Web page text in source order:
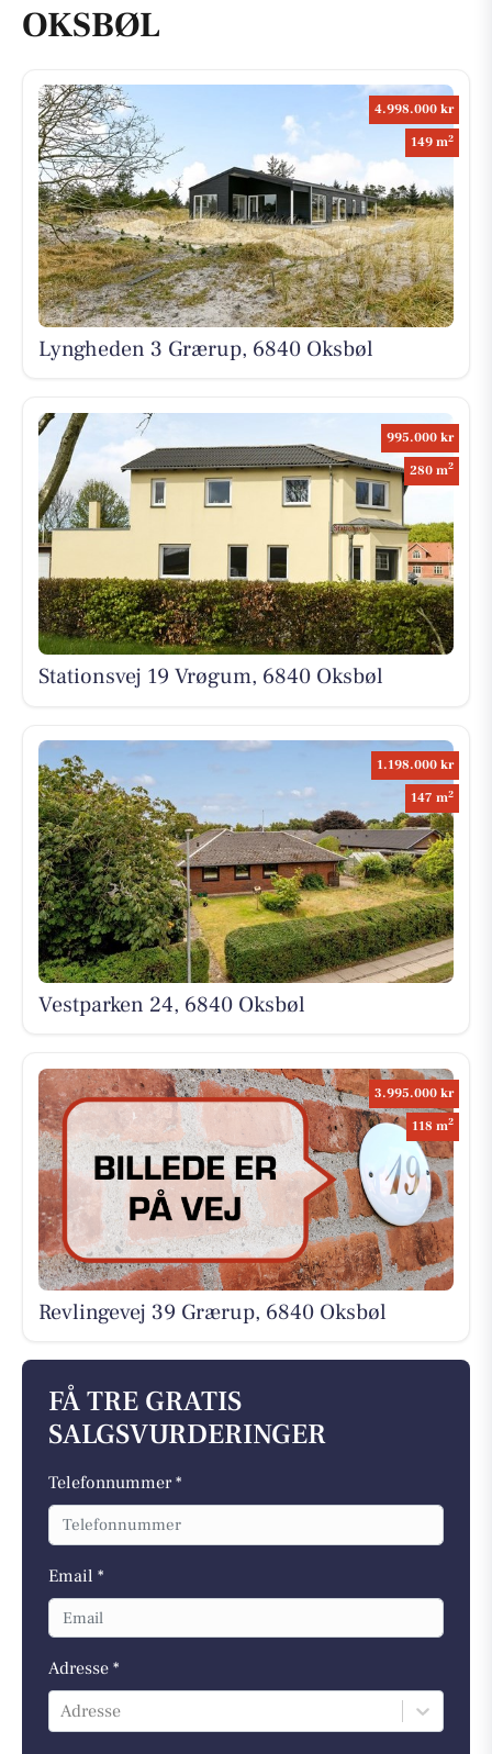
OKSBØL
4.998.000 kr
149 m2
Lyngheden 3 Grærup, 6840 Oksbøl
995.000 kr
280 m2
Stationsvej 19 Vrøgum, 6840 Oksbøl
1.198.000 kr
147 m2
Vestparken 24, 6840 Oksbøl
3.995.000 kr
118 m2
Revlingevej 39 Grærup, 6840 Oksbøl
FÅ TRE GRATIS
SALGSVURDERINGER
Telefonnummer *
Email *
Adresse *
Adresse